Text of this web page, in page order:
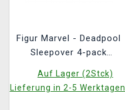
Figur Marvel - Deadpool
Sleepover 4-pack
Auf Lager (2Stck)
Lieferung in 2-5 Werktagen.